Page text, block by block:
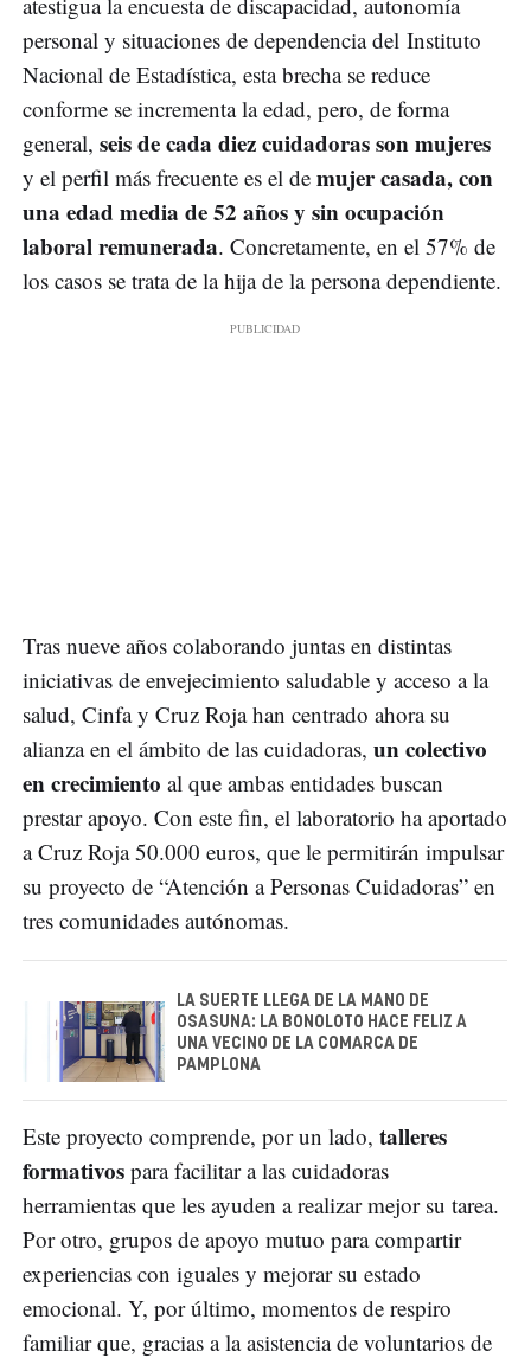
personal y situaciones de dependencia del Instituto
Nacional de Estadística, esta brecha se reduce
conforme se incrementa la edad, pero, de forma
general, seis de cada diez cuidadoras son mujeres
y el perfil más frecuente es el de mujer casada, con
una edad media de 52 años y sin ocupación
laboral remunerada. Concretamente, en el 57% de
los casos se trata de la hija de la persona dependiente.
Tras nueve años colaborando juntas en distintas
iniciativas de envejecimiento saludable y acceso a la
salud, Cinfa y Cruz Roja han centrado ahora su
alianza en el ámbito de las cuidadoras, un colectivo
en crecimiento al que ambas entidades buscan
prestar apoyo. Con este fin, el laboratorio ha aportado
a Cruz Roja 50.000 euros, que le permitirán impulsar
su proyecto de “Atención a Personas Cuidadoras” en
tres comunidades autónomas.
LA SUERTE LLEGA DE LA MANO DE
OSASUNA: LA BONOLOTO HACE FELIZ A
UNA VECINO DE LA COMARCA DE
PAMPLONA
Este proyecto comprende, por un lado, talleres
formativos para facilitar a las cuidadoras
herramientas que les ayuden a realizar mejor su tarea.
Por otro, grupos de apoyo mutuo para compartir
experiencias con iguales y mejorar su estado
emocional. Y, por último, momentos de respiro
familiar que, gracias a la asistencia de voluntarios de